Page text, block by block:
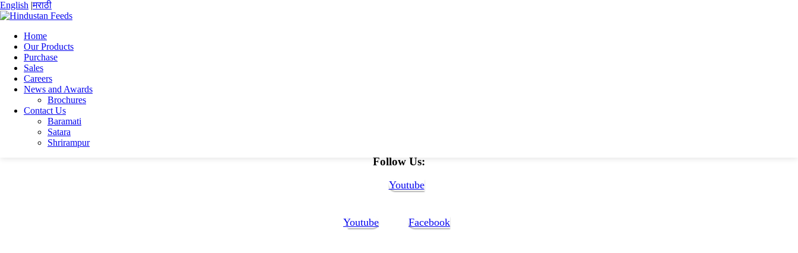
English |मराठी
Home
Our Products
Purchase
Sales
Careers
News and Awards
Brochures
Contact Us
Baramati
Satara
Shrirampur
Home
Prasun Mukherjee
cv prasun 2024
cv prasun 2024
cv prasun 2024
Follow Us:
Youtube
Youtube Facebook